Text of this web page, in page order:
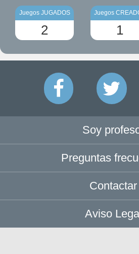
Juegos JUGADOS
2
Juegos
1
Soy
Preguntas
Contactar
Aviso